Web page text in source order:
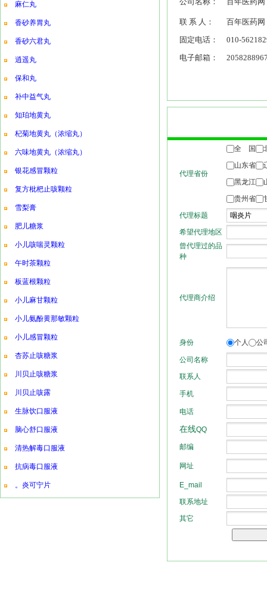
麻仁丸
香砂养胃丸
香砂六君丸
逍遥丸
保和丸
补中益气丸
知珀地黄丸
杞菊地黄丸（浓缩丸）
六味地黄丸（浓缩丸）
银花感冒颗粒
复方枇杷止咳颗粒
雪梨膏
肥儿糖浆
小儿咳喘灵颗粒
午时茶颗粒
板蓝根颗粒
小儿麻甘颗粒
小儿氨酚黄那敏颗粒
小儿感冒颗粒
杏苏止咳糖浆
川贝止咳糖浆
川贝止咳露
生脉饮口服液
脑心舒口服液
清热解毒口服液
抗病毒口服液
。炎可宁片
联 系 人：
百年医药网
固定电话：
010-
电子邮箱：